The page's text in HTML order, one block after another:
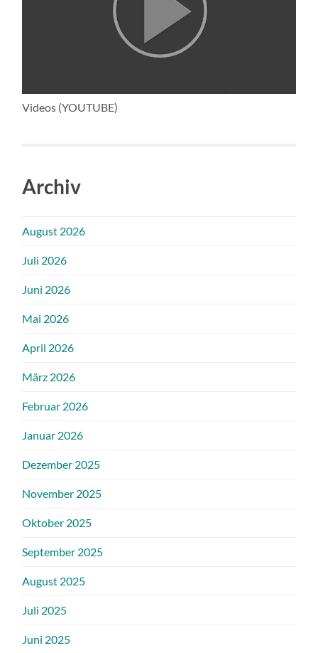
Videos (YOUTUBE)
Archiv
August 2026
Juli 2026
Juni 2026
Mai 2026
April 2026
März 2026
Februar 2026
Januar 2026
Dezember 2025
November 2025
Oktober 2025
September 2025
August 2025
Juli 2025
Juni 2025